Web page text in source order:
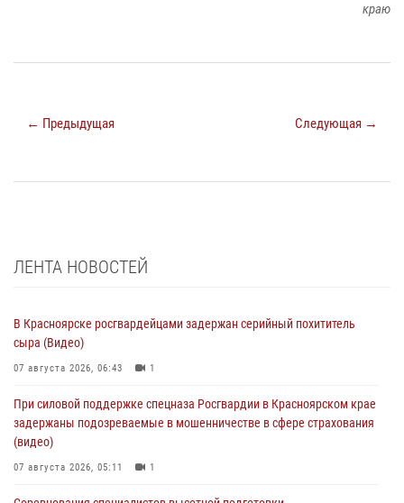
краю
← Предыдущая Следующая →
ЛЕНТА НОВОСТЕЙ
В Красноярске росгвардейцами задержан серийный похититель
сыра (Видео)
07 августа 2026, 06:43 1
При силовой поддержке спецназа Росгвардии в Красноярском крае
задержаны подозреваемые в мошенничестве в сфере страхования
(видео)
07 августа 2026, 05:11 1